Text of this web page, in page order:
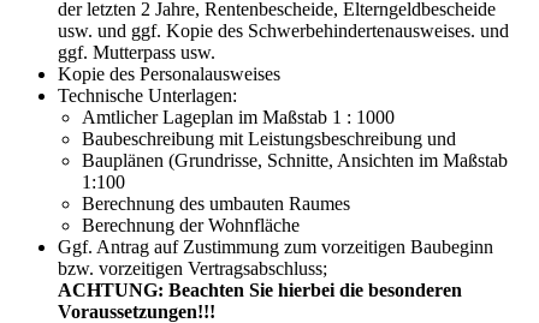
der letzten 2 Jahre, Rentenbescheide, Elterngeldbescheide
usw. und ggf. Kopie des Schwerbehindertenausweises. und
ggf. Mutterpass usw.
Kopie des Personalausweises
Technische Unterlagen:
Amtlicher Lageplan im Maßstab 1 : 1000
Baubeschreibung mit Leistungsbeschreibung und
Bauplänen (Grundrisse, Schnitte, Ansichten im Maßstab
1:100
Berechnung des umbauten Raumes
Berechnung der Wohnfläche
Ggf. Antrag auf Zustimmung zum vorzeitigen Baubeginn
bzw. vorzeitigen Vertragsabschluss;
ACHTUNG: Beachten Sie hierbei die besonderen
Voraussetzungen!!!